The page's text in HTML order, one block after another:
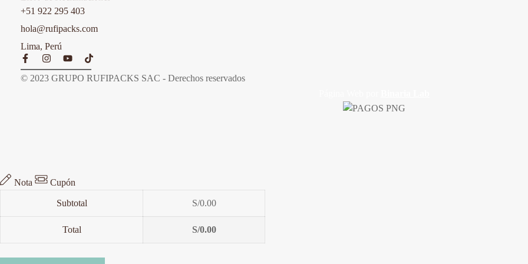
+51 922 295 403
hola@rufipacks.com
Lima, Perú
© 2023 GRUPO RUFIPACKS SAC - Derechos reservados
Nota Cupón
Subtotal S/0.00
Total S/0.00